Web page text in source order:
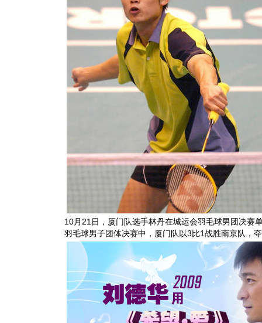
10月21日，厦门队选手林丹在城运会羽毛球男团决赛
羽毛球男子团体决赛中，厦门队以3比1战胜南京队，